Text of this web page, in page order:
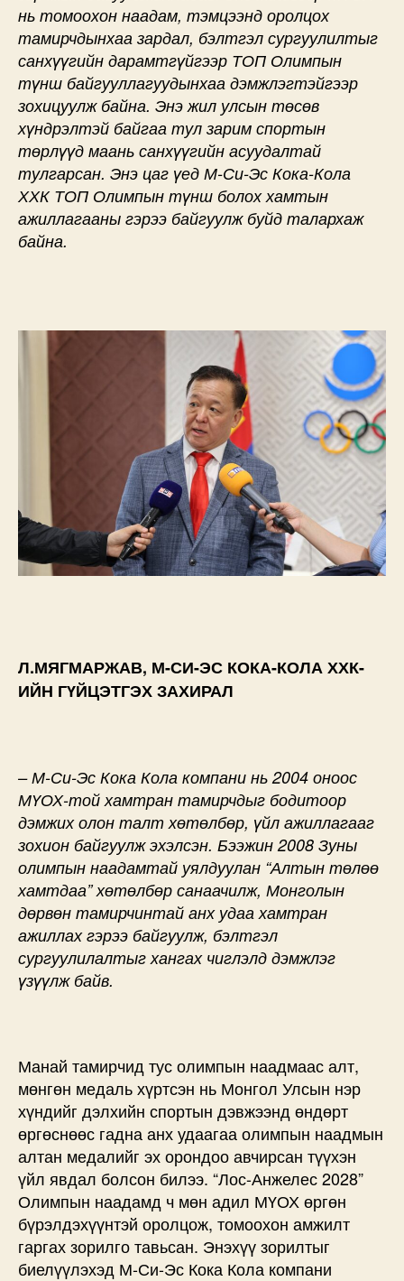
нь томоохон наадам, тэмцээнд оролцох
тамирчдынхаа зардал, бэлтгэл сургуулилтыг
санхүүгийн дарамтгүйгээр ТОП Олимпын
түнш байгууллагуудынхаа дэмжлэгтэйгээр
зохицуулж байна. Энэ жил улсын төсөв
хүндрэлтэй байгаа тул зарим спортын
төрлүүд маань санхүүгийн асуудалтай
тулгарсан. Энэ цаг үед М-Си-Эс Кока-Кола
ХХК ТОП Олимпын түнш болох хамтын
ажиллагааны гэрээ байгуулж буйд талархаж
байна.
Л.МЯГМАРЖАВ, М-СИ-ЭС КОКА-КОЛА ХХК-
ИЙН ГҮЙЦЭТГЭХ ЗАХИРАЛ
– М-Си-Эс Кока Кола компани нь 2004 оноос
МҮОХ-той хамтран тамирчдыг бодитоор
дэмжих олон талт хөтөлбөр, үйл ажиллагааг
зохион байгуулж эхэлсэн. Бээжин 2008 Зуны
олимпын наадамтай уялдуулан “Алтын төлөө
хамтдаа” хөтөлбөр санаачилж, Монголын
дөрвөн тамирчинтай анх удаа хамтран
ажиллах гэрээ байгуулж, бэлтгэл
сургуулилалтыг хангах чиглэлд дэмжлэг
үзүүлж байв.
Манай тамирчид тус олимпын наадмаас алт,
мөнгөн медаль хүртсэн нь Монгол Улсын нэр
хүндийг дэлхийн спортын дэвжээнд өндөрт
өргөснөөс гадна анх удаагаа олимпын наадмын
алтан медалийг эх орондоо авчирсан түүхэн
үйл явдал болсон билээ. “Лос-Анжелес 2028”
Олимпын наадамд ч мөн адил МҮОХ өргөн
бүрэлдэхүүнтэй оролцож, томоохон амжилт
гаргах зорилго тавьсан. Энэхүү зорилтыг
биелүүлэхэд М-Си-Эс Кока Кола компани